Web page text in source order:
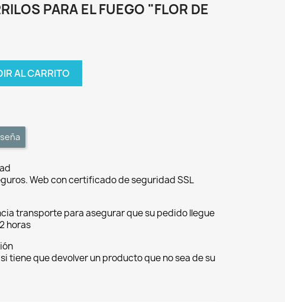
PARA EL FUEGO "FLOR DE
AL CARRITO
Web con certificado de seguridad SSL
transporte para asegurar que su pedido llegue
horas
tiene que devolver un producto que no sea de su